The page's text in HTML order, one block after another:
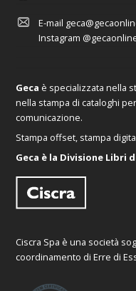
E-mail
Instagram
Geca è specializzata nella
nella stampa di cataloghi
comunicazione.
Stampa offset, stampa
Geca è la Divisione Libri
Ciscra Spa è una società
coordinamento di Erre di